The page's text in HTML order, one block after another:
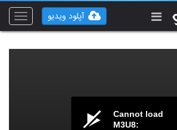
Toggle
آپلود ویدیو
Cannot load
M3U8: